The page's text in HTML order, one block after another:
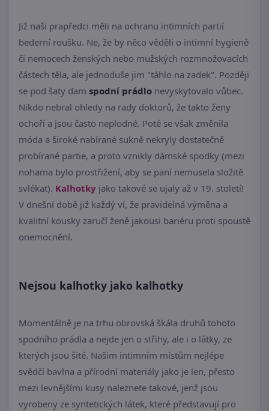
Již naši prapředci měli na ochranu intimních partií
bederní roušku. Ne, že by něco věděli o intimní hygieně
či nemocech ženských nebo mužských rozmnožovacích
částech těla, ale jednoduše jim "táhlo na zadek". Později
se pod šaty dam spodní prádlo nevyskytovalo vůbec.
Nikdo nebral ohledy na rady doktorů, že takto ženy
ochoří a jsou často neplodné. Poté se však změnila
móda a široké nabírané sukně nekryly dostatečně
probírané partie, a proto vznikly dámské spodky (mezi
nohama bylo prostřižení, aby se paní nemusela složitě
svlékat). Kalhotky jako takové se ujaly až v 19. století!
V dnešní době již každý ví, že pravidelná výměna a
kvalitní kousky zaručí ženě jakousi bariéru proti spoustě
onemocnění.
Nejsou kalhotky jako kalhotky
Momentálně je na trhu obrovská škála druhů tohoto
spodního prádla a nejde jen o střihy, ale i o látky, ze
kterých jsou šité. Našim intimním místům nejlépe
svědčí bavlna a přírodní materiály jako je len, přesto
mezi levnějšími kusy naleznete takové, jenž jsou
vyrobeny ze syntetických látek, které představují pro